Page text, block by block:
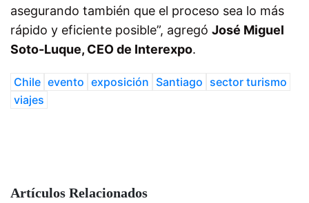
asegurando también que el proceso sea lo más
rápido y eficiente posible”, agregó José Miguel
Soto-Luque, CEO de Interexpo.
Chile evento exposición Santiago sector turismo
viajes
Artículos Relacionados